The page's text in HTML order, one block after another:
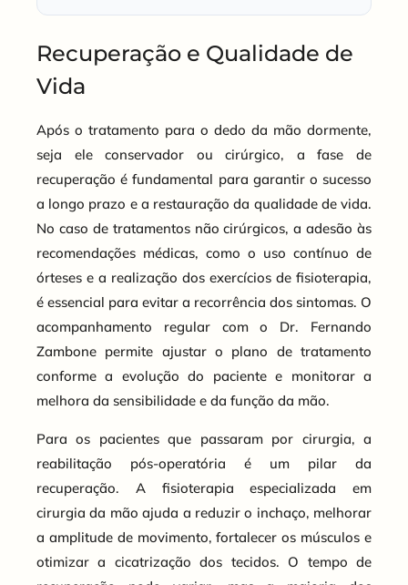
Recuperação e Qualidade de
Vida
Após o tratamento para o dedo da mão dormente,
seja ele conservador ou cirúrgico, a fase de
recuperação é fundamental para garantir o sucesso
a longo prazo e a restauração da qualidade de vida.
No caso de tratamentos não cirúrgicos, a adesão às
recomendações médicas, como o uso contínuo de
órteses e a realização dos exercícios de fisioterapia,
é essencial para evitar a recorrência dos sintomas. O
acompanhamento regular com o Dr. Fernando
Zambone permite ajustar o plano de tratamento
conforme a evolução do paciente e monitorar a
melhora da sensibilidade e da função da mão.
Para os pacientes que passaram por cirurgia, a
reabilitação pós-operatória é um pilar da
recuperação. A fisioterapia especializada em
cirurgia da mão ajuda a reduzir o inchaço, melhorar
a amplitude de movimento, fortalecer os músculos e
otimizar a cicatrização dos tecidos. O tempo de